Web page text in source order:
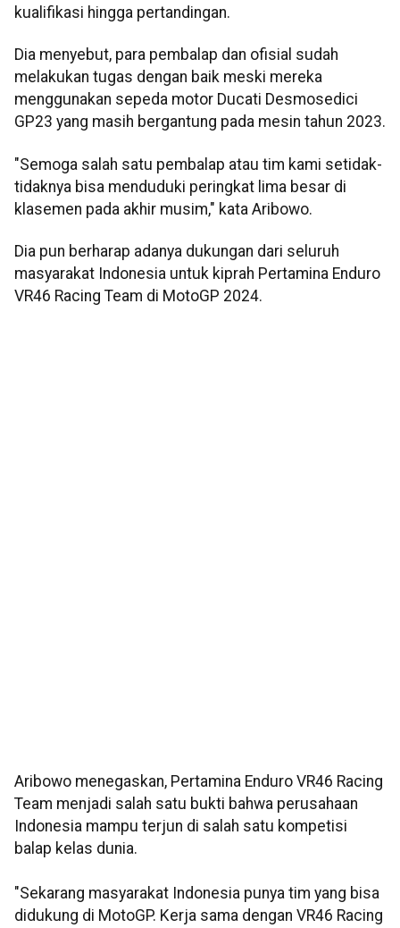
kualifikasi hingga pertandingan.
Dia menyebut, para pembalap dan ofisial sudah
melakukan tugas dengan baik meski mereka
menggunakan sepeda motor Ducati Desmosedici
GP23 yang masih bergantung pada mesin tahun 2023.
"Semoga salah satu pembalap atau tim kami setidak-
tidaknya bisa menduduki peringkat lima besar di
klasemen pada akhir musim," kata Aribowo.
Dia pun berharap adanya dukungan dari seluruh
masyarakat Indonesia untuk kiprah Pertamina Enduro
VR46 Racing Team di MotoGP 2024.
Aribowo menegaskan, Pertamina Enduro VR46 Racing
Team menjadi salah satu bukti bahwa perusahaan
Indonesia mampu terjun di salah satu kompetisi
balap kelas dunia.
"Sekarang masyarakat Indonesia punya tim yang bisa
didukung di MotoGP. Kerja sama dengan VR46 Racing